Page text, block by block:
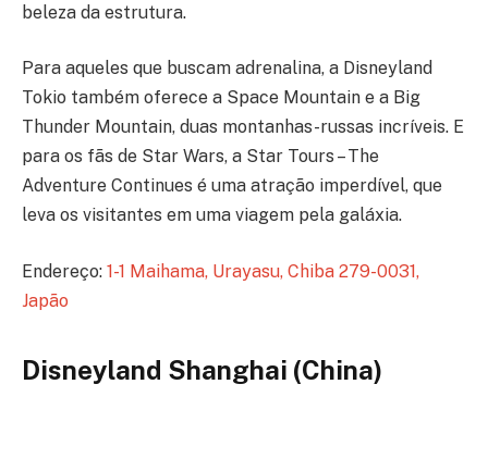
beleza da estrutura.
Para aqueles que buscam adrenalina, a Disneyland
Tokio também oferece a Space Mountain e a Big
Thunder Mountain, duas montanhas-russas incríveis. E
para os fãs de Star Wars, a Star Tours – The
Adventure Continues é uma atração imperdível, que
leva os visitantes em uma viagem pela galáxia.
Endereço: 1-1 Maihama, Urayasu, Chiba 279-0031,
Japão
Disneyland Shanghai (China)